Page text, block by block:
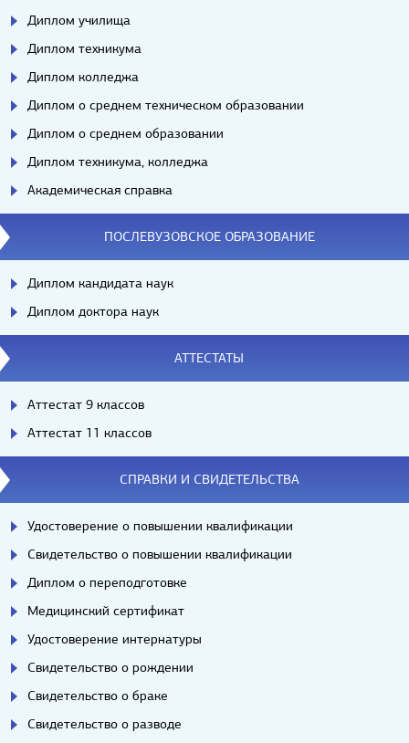
Диплом училища
Диплом техникума
Диплом колледжа
Диплом о среднем техническом образовании
Диплом о среднем образовании
Диплом техникума, колледжа
Академическая справка
ПОСЛЕВУЗОВСКОЕ ОБРАЗОВАНИЕ
Диплом кандидата наук
Диплом доктора наук
АТТЕСТАТЫ
Аттестат 9 классов
Аттестат 11 классов
СПРАВКИ И СВИДЕТЕЛЬСТВА
Удостоверение о повышении квалификации
Свидетельство о повышении квалификации
Диплом о переподготовке
Медицинский сертификат
Удостоверение интернатуры
Свидетельство о рождении
Свидетельство о браке
Свидетельство о разводе